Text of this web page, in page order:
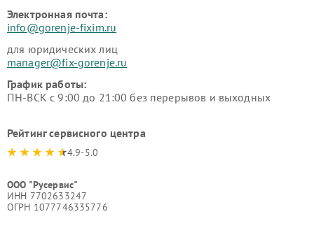
Электронная почта:
info@gorenje-fixim.ru
для юридических лиц
manager@fix-gorenje.ru
График работы:
ПН-ВСК с 9:00 до 21:00 без перерывов и выходных
Рейтинг сервисного центра
4.9-5.0
ООО "Русервис"
ИНН 7702633247
ОГРН 1077746335776